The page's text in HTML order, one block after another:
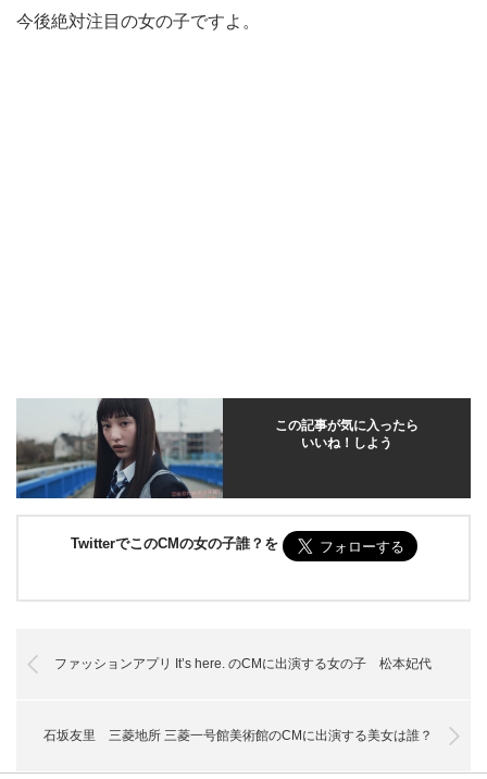
今後絶対注目の女の子ですよ。
この記事が気に入ったら
いいね！しよう
TwitterでこのCMの女の子誰？を
ファッションアプリ It’s here. のCMに出演する女の子 松本妃代
石坂友里 三菱地所 三菱一号館美術館のCMに出演する美女は誰？